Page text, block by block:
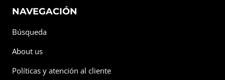
NAVEGACIÓN
Búsqueda
About us
Políticas y atención al cliente